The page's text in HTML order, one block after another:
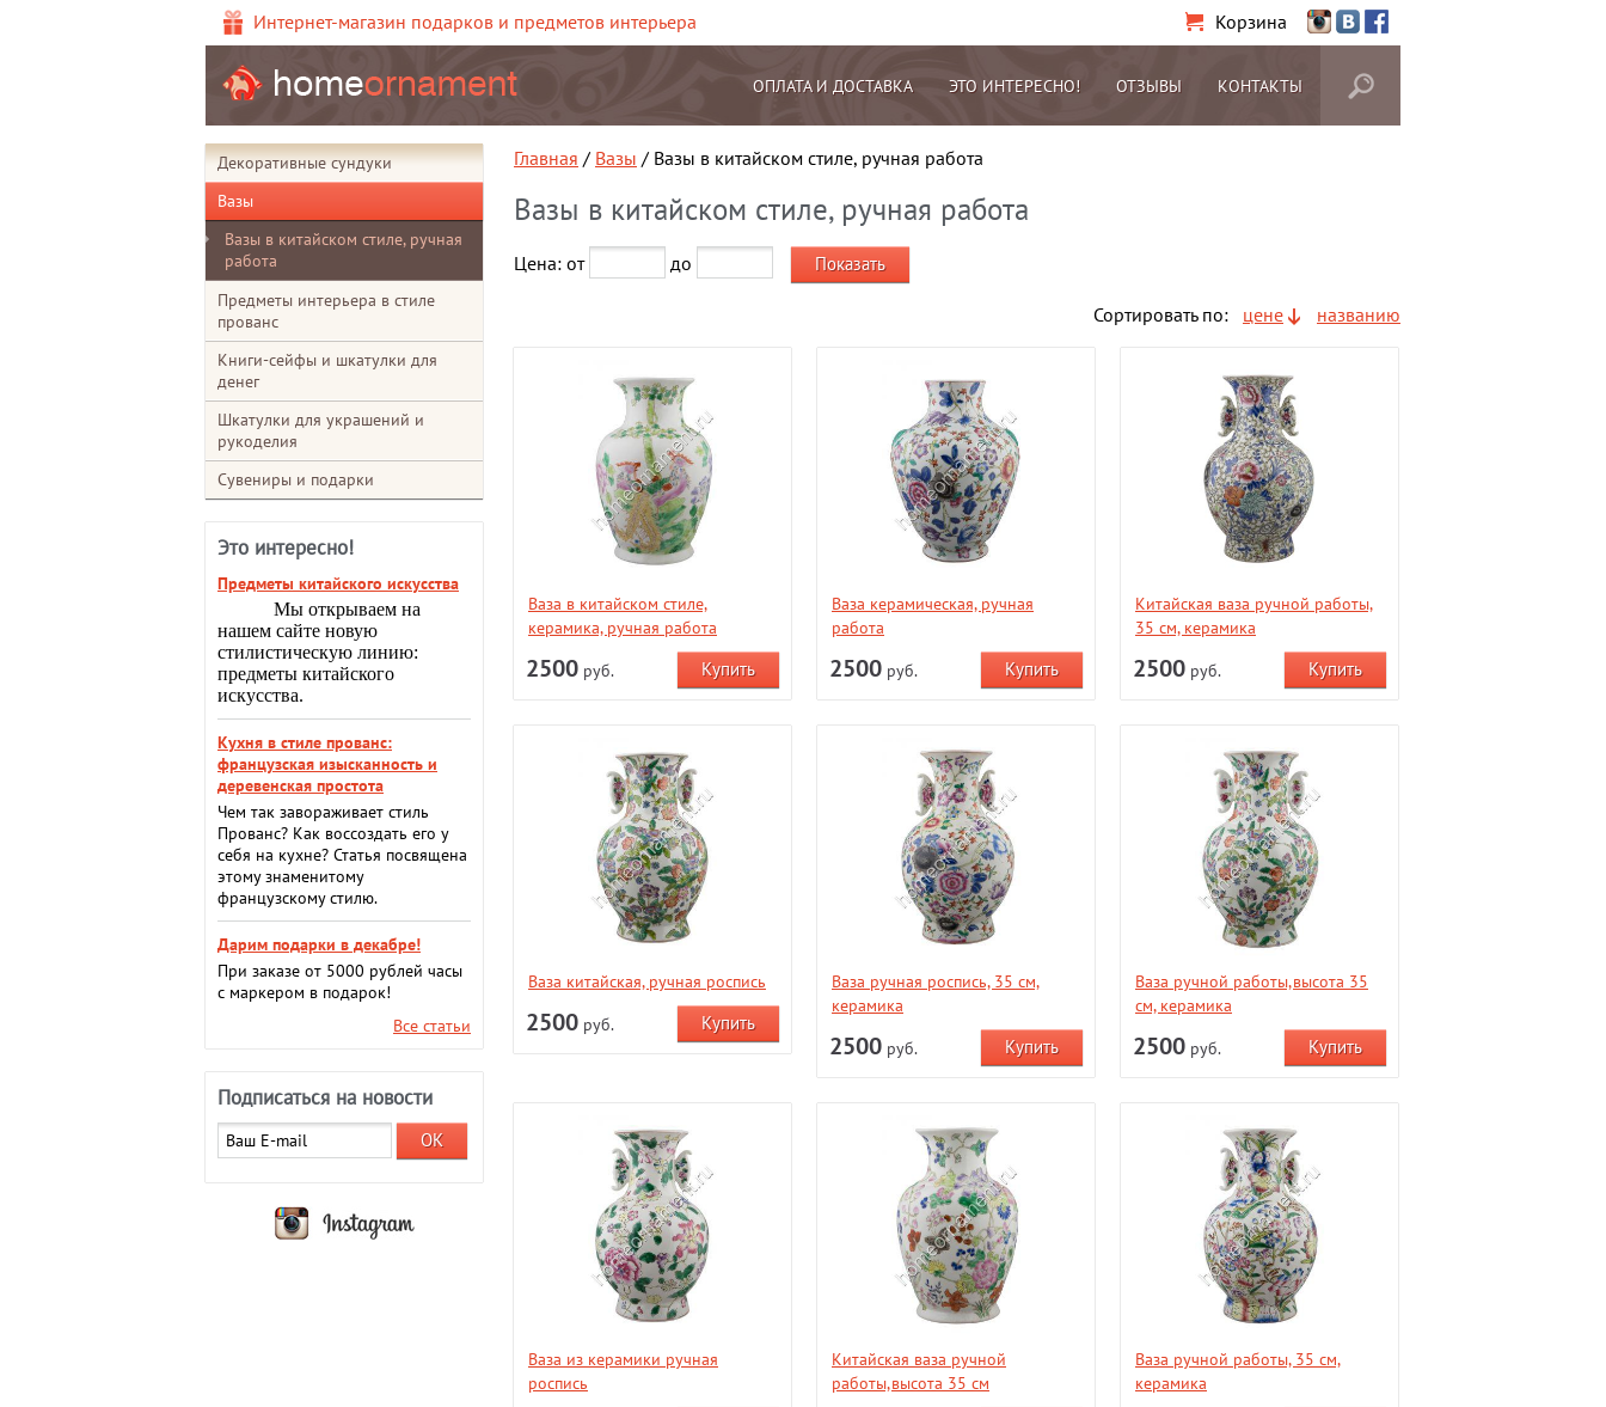
Интернет-магазин подарков и предметов интерьера Корзина
ОПЛАТА И ДОСТАВКА ЭТО ИНТЕРЕСНО! ОТЗЫВЫ КОНТАКТЫ
Главная / Вазы / Вазы в китайском стиле, ручная работа
Вазы в китайском стиле, ручная работа
Цена: от до Показать
Сортировать по: цене названию
Ваза в китайском стиле,
керамика, ручная работа
2500 руб.
Ваза керамическая, ручная
работа
2500 руб.
Китайская ваза ручной работы,
35 см, керамика
2500 руб.
Ваза китайская, ручная роспись
2500 руб.
Ваза ручная роспись, 35 см,
керамика
2500 руб.
Ваза ручной работы,высота 35
см, керамика
2500 руб.
Ваза из керамики ручная
роспись
Китайская ваза ручной
работы,высота 35 см
Ваза ручной работы, 35 см,
керамика
Декоративные сундуки
Вазы
Вазы в китайском стиле, ручная
работа
Предметы интерьера в стиле
прованс
Книги-сейфы и шкатулки для
денег
Шкатулки для украшений и
рукоделия
Сувениры и подарки
Это интересно!
Предметы китайского искусства
Мы открываем на
нашем сайте новую
стилистическую линию:
предметы китайского
искусства.
Кухня в стиле прованс:
французская изысканность и
деревенская простота
Чем так завораживает стиль
Прованс? Как воссоздать его у
себя на кухне? Статья посвящена
этому знаменитому
французскому стилю.
Дарим подарки в декабре!
При заказе от 5000 рублей часы
с маркером в подарок!
Все статьи
Подписаться на новости